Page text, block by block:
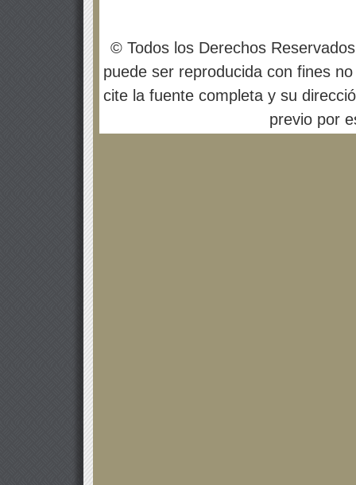
© Todos los Derechos
puede ser reproducida con fines
cite la fuente completa y su
previo por